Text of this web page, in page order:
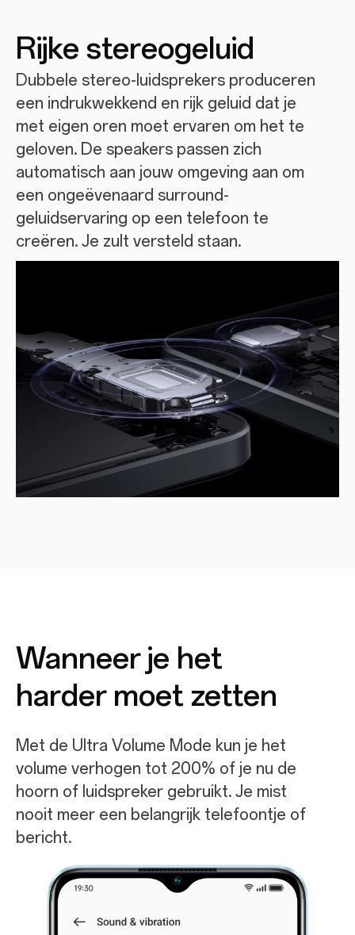
Rijke stereogeluid
Dubbele stereo-luidsprekers produceren
een indrukwekkend en rijk geluid dat je
met eigen oren moet ervaren om het te
geloven. De speakers passen zich
automatisch aan jouw omgeving aan om
een ongeëvenaard surround-
geluidservaring op een telefoon te
creëren. Je zult versteld staan.
Wanneer je het
harder moet zetten
Met de Ultra Volume Mode kun je het
volume verhogen tot 200% of je nu de
hoorn of luidspreker gebruikt. Je mist
nooit meer een belangrijk telefoontje of
bericht.